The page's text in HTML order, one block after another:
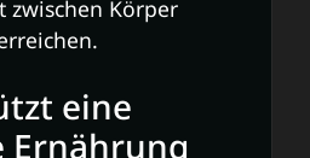
zwischen Körper
eine
Ernährung